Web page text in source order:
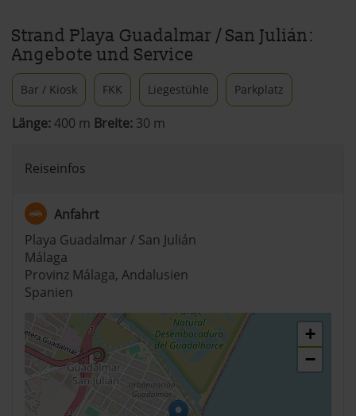
Strand Playa Guadalmar / San Julián:
Angebote und Service
Bar / Kiosk FKK Liegestühle Parkplatz
Länge:400 m Breite: 30 m
Reiseinfos
Anfahrt
Playa Guadalmar / San Julián
Málaga
Provinz Málaga, Andalusien
Spanien
+
−